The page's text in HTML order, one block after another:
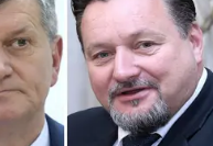
prosvjed u
pozivaju